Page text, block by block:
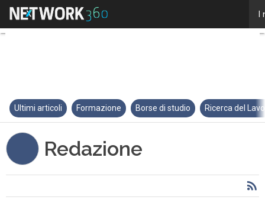
Redazione
Ultimi articoli Formazione Borse di studio Ricerca del
Redazione